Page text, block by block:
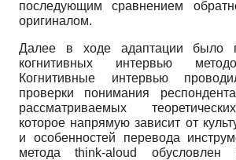
последующим сравнением
оригиналом.
Далее в ходе адаптации было
когнитивных интервью
Когнитивные интервью
проверки понимания
рассматриваемых
которое напрямую зависит от
и особенностей перевода
методаthink-aloud обусловлен